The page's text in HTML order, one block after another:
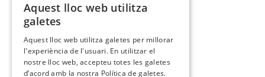
Aquest lloc web utilitza
galetes
Aquest lloc web utilitza galetes per millorar
l'experiència de l'usuari. En utilitzar el
nostre lloc web, accepteu totes les galetes
d’acord amb la nostra Política de galetes.